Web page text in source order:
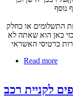
התשלומים או כחלק
כאן הוא שאתה לא
Read more
לקניית רכב